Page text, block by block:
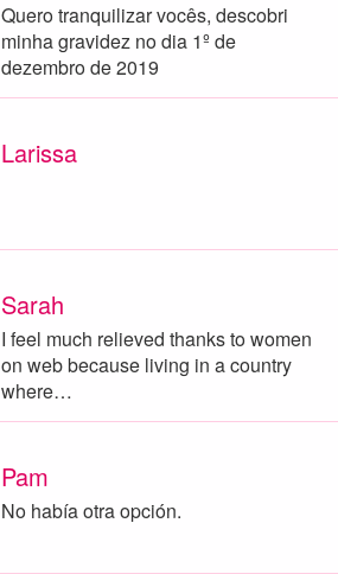
Quero tranquilizar vocês, descobri
minha gravidez no dia 1º de
dezembro de 2019
Larissa
Sarah
I feel much relieved thanks to women
on web because living in a country
where…
Pam
No había otra opción.